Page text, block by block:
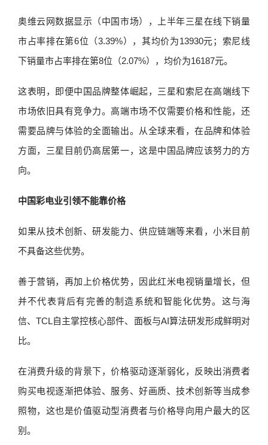
奥维云网数据显示（中国市场），上半年三星在线下销量
市占率排在第6位（3.39%），其均价为13930元；索尼线
下销量市占率排在第8位（2.07%），均价为16187元。
这表明，即便中国品牌整体崛起，三星和索尼在高端线下
市场依旧具有竞争力。高端市场不仅需要价格和性能，还
需要品牌与体验的全面输出。从全球来看，在品牌和体验
方面，三星目前仍高居第一，这是中国品牌应该努力的方
向。
中国彩电业引领不能靠价格
如果从技术创新、研发能力、供应链端等来看，小米目前
不具备这些优势。
善于营销，再加上价格优势，因此红米电视销量增长，但
并不代表背后有完善的制造系统和智能化优势。这与海
信、TCL自主掌控核心部件、面板与AI算法研发形成鲜明对
比。
在消费升级的背景下，价格驱动逐渐弱化，反映出消费者
购买电视逐渐把体验、服务、好画质、技术创新等当成参
照物，这也是价值驱动型消费者与价格导向用户最大的区
别。